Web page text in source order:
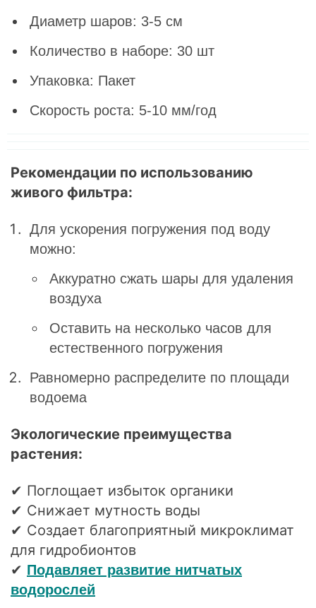
Диаметр шаров: 3-5 см
Количество в наборе: 30 шт
Упаковка: Пакет
Скорость роста: 5-10 мм/год
Рекомендации по использованию
живого фильтра:
Для ускорения погружения под воду
можно:
Аккуратно сжать шары для удаления
воздуха
Оставить на несколько часов для
естественного погружения
Равномерно распределите по площади
водоема
Экологические преимущества
растения:
✔ Поглощает избыток органики
✔ Снижает мутность воды
✔ Создает благоприятный микроклимат
для гидробионтов
✔ Подавляет развитие нитчатых
водорослей